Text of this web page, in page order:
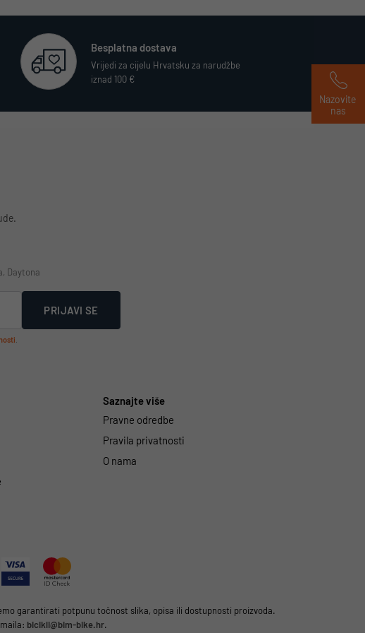
Besplatna dostava
Vrijedi za cijelu Hrvatsku za narudžbe
iznad 100 €
Daytona
PRIJAVI SE
Saznajte više
Pravne odredbe
Pravila privatnosti
O nama
garantirati potpunu točnost slika, opisa ili dostupnosti proizvoda.
bicikli@bim-bike.hr.
Nazovite
nas